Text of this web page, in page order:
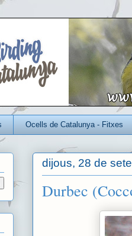
Ocells de Catalunya - Fitxes
dijous, 28 de
Durbec